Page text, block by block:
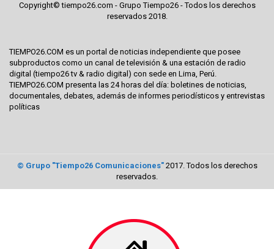
Copyright© tiempo26.com - Grupo Tiempo26 - Todos los derechos
reservados 2018.
TIEMPO26.COM es un portal de noticias independiente que posee
subproductos como un canal de televisión & una estación de radio
digital (tiempo26 tv & radio digital) con sede en Lima, Perú.
TIEMPO26.COM presenta las 24 horas del día: boletines de noticias,
documentales, debates, además de informes periodísticos y entrevistas
políticas
© Grupo "Tiempo26 Comunicaciones"2017. Todos los derechos
reservados.